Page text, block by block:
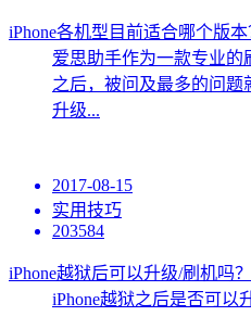
iPhone各机型目前适合哪个版
爱思助手作为一款专业
之后，被问及最多的问题
升级...
2017-08-15
实用技巧
203584
iPhone越狱后可以升级/刷机吗？
iPhone越狱之后是否可以